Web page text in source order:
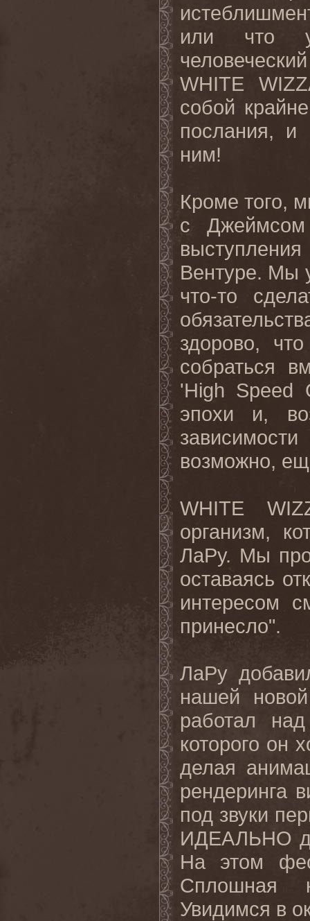
или что
WHITE
собой
послания, и
ним!
Кроме того,
с
Вентуре. Мы
что-то
здорово,
собраться
'High Speed
эпохи и,
возможно,
WHITE
организм,
ЛаРу. Мы
оставаясь
интересом
принесло".
ЛаРу
нашей
работал
которого он
делая
рендеринга
под звуки
ИДЕАЛЬНО
На этом
Сплошная
Увидимся в